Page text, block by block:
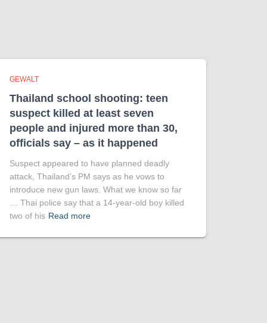
GEWALT
Thailand school shooting: teen
suspect killed at least seven
people and injured more than 30,
officials say – as it happened
Suspect appeared to have planned deadly
attack, Thailand’s PM says as he vows to
introduce new gun laws. What we know so far
… Thai police say that a 14-year-old boy killed
two of his Read more